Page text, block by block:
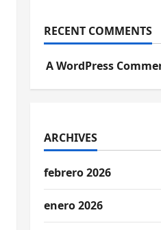
RECENT COMMENTS
A WordPress
ARCHIVES
febrero 2026
enero 2026